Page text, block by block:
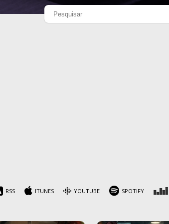
RSS ITUNES YOUTUBE SPOTIFY